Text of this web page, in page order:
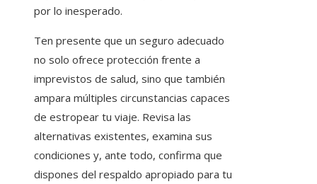
por lo inesperado.
Ten presente que un seguro adecuado
no solo ofrece protección frente a
imprevistos de salud, sino que también
ampara múltiples circunstancias capaces
de estropear tu viaje. Revisa las
alternativas existentes, examina sus
condiciones y, ante todo, confirma que
dispones del respaldo apropiado para tu